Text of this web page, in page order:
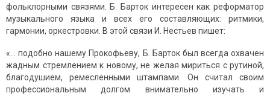
фольклорными связями. Б. Барток интересен как реформатор
музыкального языка и всех его составляющих: ритмики,
гармонии, оркестровки. В этой связи И. Нестьев пишет:
«… подобно нашему Прокофьеву, Б. Барток был всегда охвачен
жадным стремлением к новому, не желая мириться с рутиной,
благодушием, ремесленными штампами. Он считал своим
профессиональным долгом внимательно изучать и